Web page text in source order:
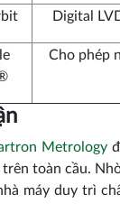
Digital
Cho phép
Metrology
toàn cầu.
máy duy trì